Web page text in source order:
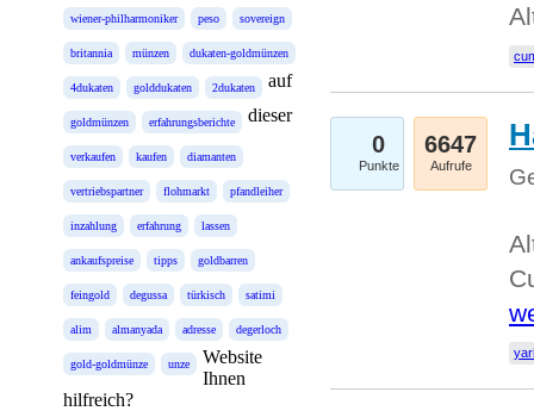
wiener-philharmoniker peso sovereign
britannia münzen dukaten-goldmünzen
4dukaten golddukaten 2dukaten
goldmünzen erfahrungsberichte
verkaufen kaufen diamanten
vertriebspartner flohmarkt pfandleiher
inzahlung erfahrung lassen
ankaufspreise tipps goldbarren
feingold degussa türkisch satimi
alim almanyada adresse degerloch
gold-goldmünze unze
auf
dieser
Website
Ihnen
hilfreich?
0
Punkte
6647
Aufrufe